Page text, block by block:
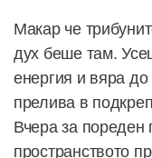
Макар че
дух беше там.
енергия и вяра
прелива в
Вчера за
пространството